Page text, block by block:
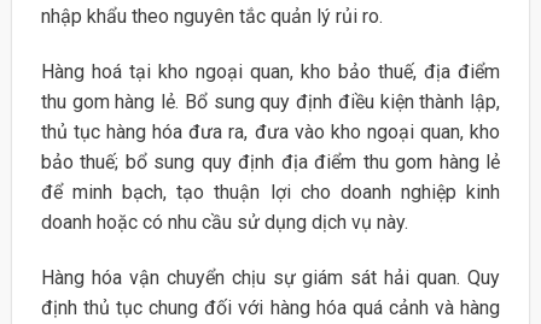
nhập khẩu theo nguyên tắc quản lý rủi ro.
Hàng hoá tại kho ngoại quan, kho bảo thuế, địa điểm
thu gom hàng lẻ. Bổ sung quy định điều kiện thành lập,
thủ tục hàng hóa đưa ra, đưa vào kho ngoại quan, kho
bảo thuế; bổ sung quy định địa điểm thu gom hàng lẻ
để minh bạch, tạo thuận lợi cho doanh nghiệp kinh
doanh hoặc có nhu cầu sử dụng dịch vụ này.
Hàng hóa vận chuyển chịu sự giám sát hải quan. Quy
định thủ tục chung đối với hàng hóa quá cảnh và hàng